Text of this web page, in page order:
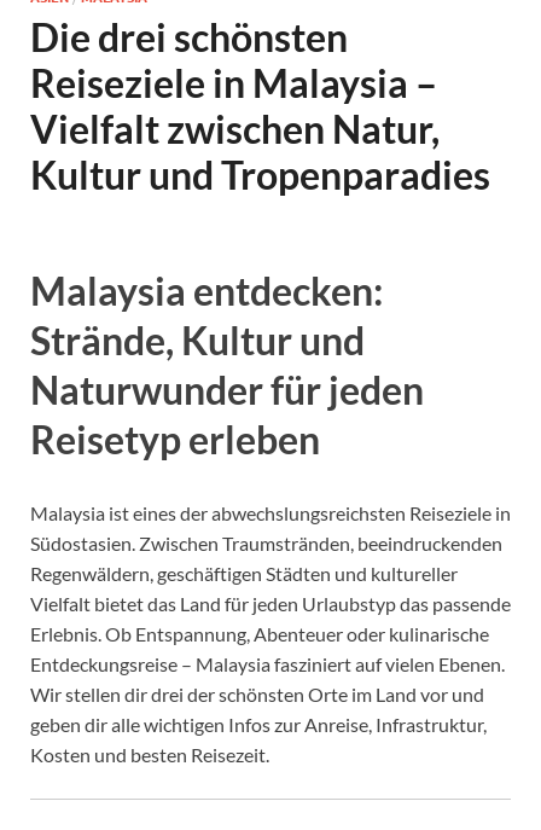
Die drei schönsten
Reiseziele in Malaysia –
Vielfalt zwischen Natur,
Kultur und Tropenparadies
Malaysia entdecken:
Strände, Kultur und
Naturwunder für jeden
Reisetyp erleben
Malaysia ist eines der abwechslungsreichsten Reiseziele in
Südostasien. Zwischen Traumstränden, beeindruckenden
Regenwäldern, geschäftigen Städten und kultureller
Vielfalt bietet das Land für jeden Urlaubstyp das passende
Erlebnis. Ob Entspannung, Abenteuer oder kulinarische
Entdeckungsreise – Malaysia fasziniert auf vielen Ebenen.
Wir stellen dir drei der schönsten Orte im Land vor und
geben dir alle wichtigen Infos zur Anreise, Infrastruktur,
Kosten und besten Reisezeit.